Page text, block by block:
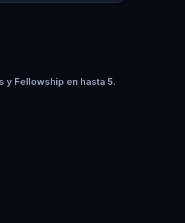
y Fellowship en hasta 5.